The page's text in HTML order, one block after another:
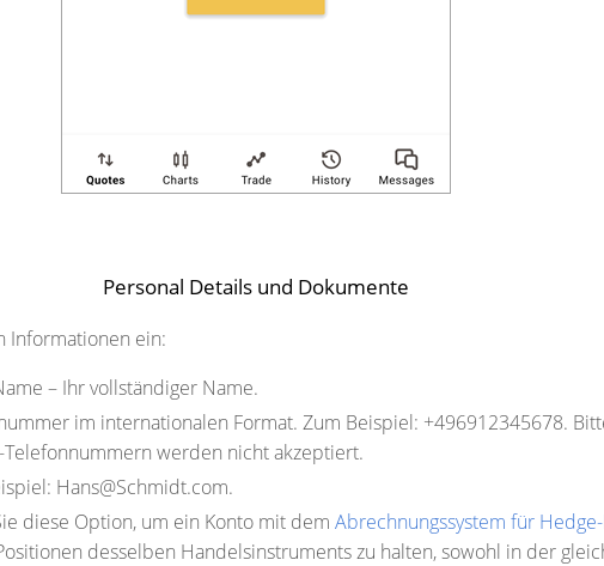
Personal Details und Dokumente
Informationen ein:
– Ihr vollständiger Name.
im internationalen Format. Zum Beispiel: +496912345678.
werden nicht akzeptiert.
Hans@Schmidt.com.
diese Option, um ein Konto mit dem Abrechnungssystem für
desselben Handelsinstruments zu halten, sowohl in der